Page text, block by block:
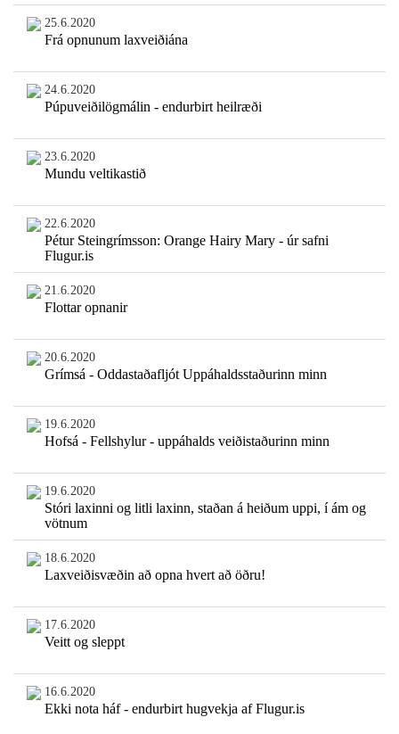
25.6.2020
Frá opnunum laxveiðiána
24.6.2020
Púpuveiðilögmálin - endurbirt heilræði
23.6.2020
Mundu veltikastið
22.6.2020
Pétur Steingrímsson: Orange Hairy Mary - úr safni
Flugur.is
21.6.2020
Flottar opnanir
20.6.2020
Grímsá - Oddastaðafljót Uppáhaldsstaðurinn minn
19.6.2020
Hofsá - Fellshylur - uppáhalds veiðistaðurinn minn
19.6.2020
Stóri laxinni og litli laxinn, staðan á heiðum uppi, í ám og
vötnum
18.6.2020
Laxveiðisvæðin að opna hvert að öðru!
17.6.2020
Veitt og sleppt
16.6.2020
Ekki nota háf - endurbirt hugvekja af Flugur.is